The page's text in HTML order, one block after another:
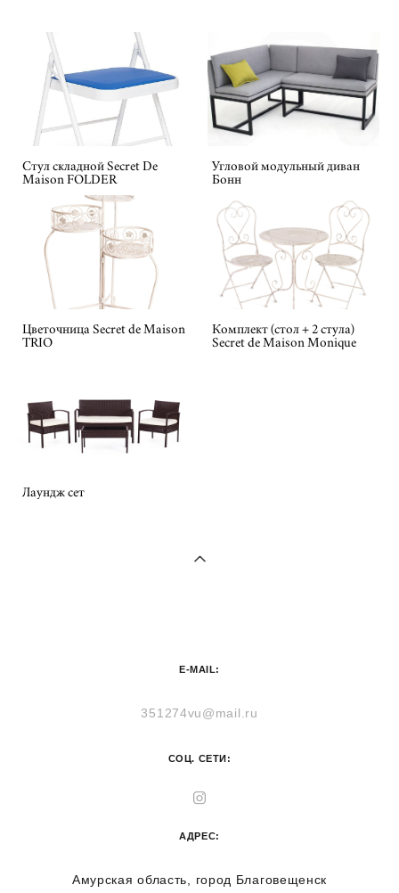
Стул складной Secret De
Maison FOLDER
Угловой модульный диван
Бонн
Цветочница Secret de Maison
TRIO
Комплект (стол + 2 стула)
Secret de Maison Monique
Лаундж сет
E-MAIL:
351274vu@mail.ru
СОЦ. СЕТИ:
АДРЕС:
Амурская область, город Благовещенск